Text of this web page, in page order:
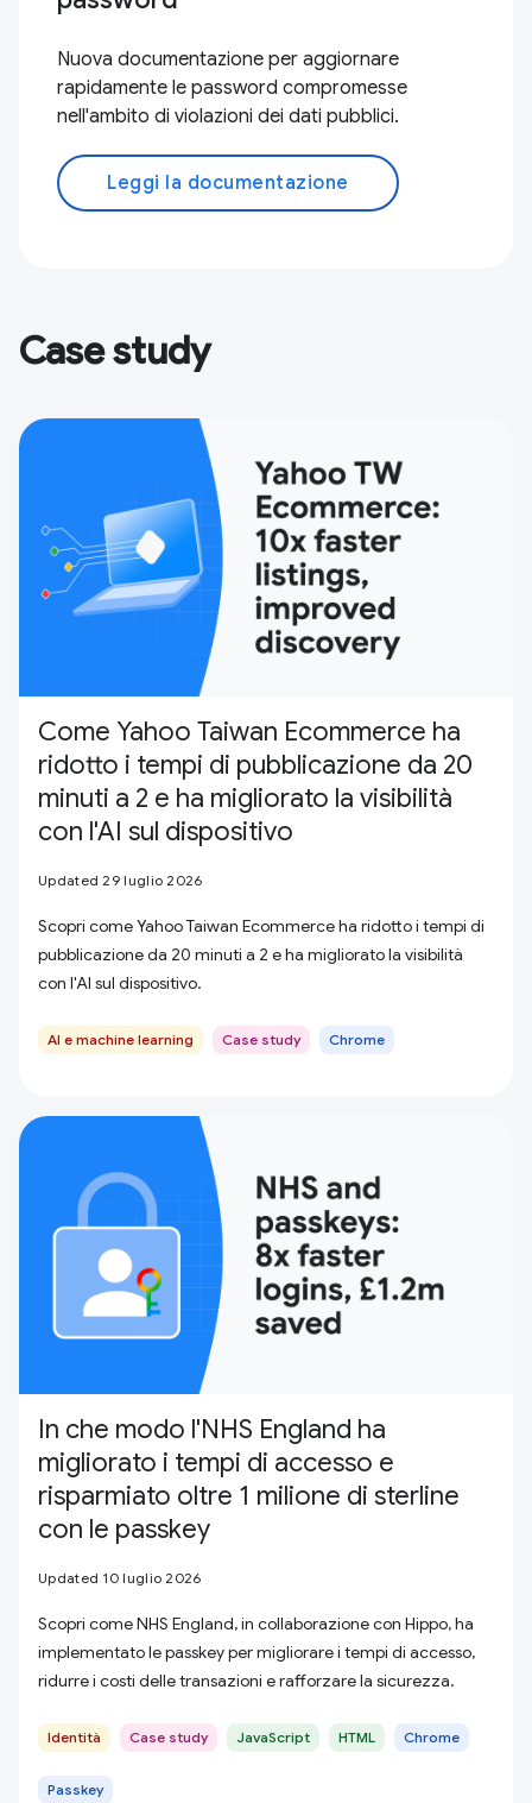
Nuova documentazione per aggiornare
rapidamente le password compromesse
nell'ambito di violazioni dei dati pubblici.
Leggi la documentazione
Case study
Come Yahoo Taiwan Ecommerce ha
ridotto i tempi di pubblicazione da 20
minuti a 2 e ha migliorato la visibilità
con l'AI sul dispositivo
Updated 29 luglio 2026
Scopri come Yahoo Taiwan Ecommerce ha ridotto i tempi di
pubblicazione da 20 minuti a 2 e ha migliorato la visibilità
con l'AI sul dispositivo.
AI e machine learning Case study Chrome
In che modo l'NHS England ha
migliorato i tempi di accesso e
risparmiato oltre 1 milione di sterline
con le passkey
Updated 10 luglio 2026
Scopri come NHS England, in collaborazione con Hippo, ha
implementato le passkey per migliorare i tempi di accesso,
ridurre i costi delle transazioni e rafforzare la sicurezza.
Identità Case study JavaScript HTML Chrome
Passkey